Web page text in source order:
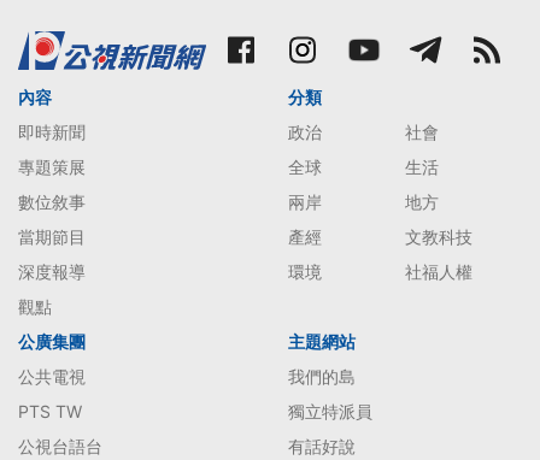
內容
即時新聞
專題策展
數位敘事
當期節目
深度報導
觀點
分類
政治
社會
全球
生活
兩岸
地方
產經
文教科技
環境
社福人權
公廣集團
公共電視
PTS TW
公視台語台
主題網站
我們的島
獨立特派員
有話好說